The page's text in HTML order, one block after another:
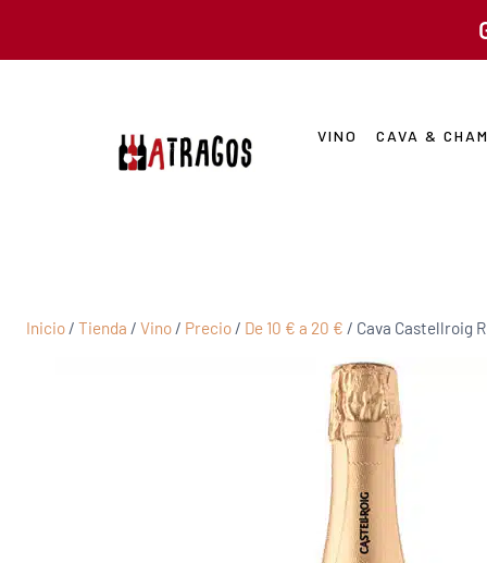
VINO CAVA &
Inicio / Tienda / Vino / Precio / De 10 € a 20 € / Cava Castellroig